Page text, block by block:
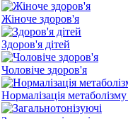
Жіноче здоров'я
Здоров'я дітей
Чоловіче здоров'я
Нормалізація